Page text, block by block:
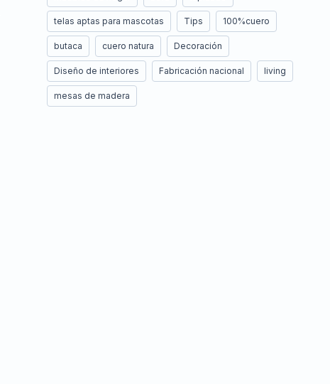
telas aptas para mascotas Tips 100%cuero
butaca cuero natura Decoración
Diseño de interiores Fabricación nacional living
mesas de madera